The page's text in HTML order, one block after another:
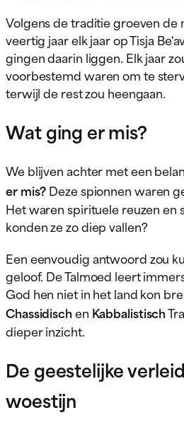
Volgens de traditie groeven
veertig jaar elk jaar op Tisja
gingen daarin liggen. Elk jaar
voorbestemd waren om te
terwijl de rest zou heengaan.
Wat ging er mis?
We blijven achter met een
er mis?Deze spionnen waren
Het waren spirituele reuzen en
konden ze zo diep vallen?
Een eenvoudig antwoord zou
geloof. De Talmoed leert
God hen niet in het land kon
Chassidischen Kabbalistisch
dieper inzicht.
De geestelijke
woestijn